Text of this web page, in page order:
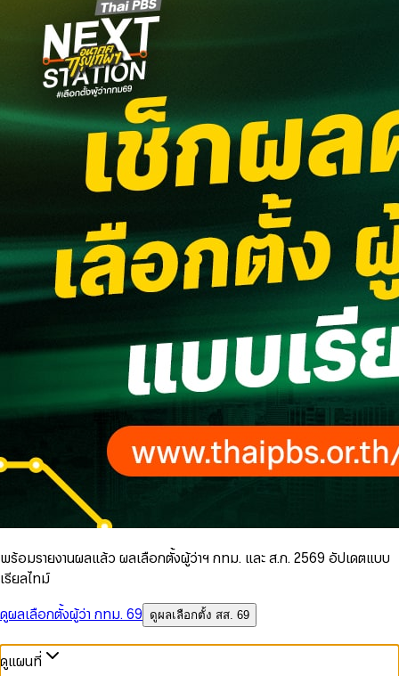
พร้อมรายงานผลแล้ว ผลเลือกตั้งผู้ว่าฯ กทม. และ ส.ก. 2569 อัปเดตแบบ
เรียลไทม์
ดูผลเลือกตั้งผู้ว่า กทม. 69
ดูผลเลือกตั้ง สส. 69
ดูแผนที่